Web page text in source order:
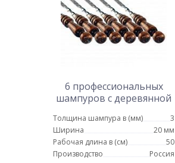
6 профессиональных
шампуров с деревянной
Толщина шампура в (мм)
3
Ширина
20 мм
Рабочая длина в (см)
50
Производство
Россия